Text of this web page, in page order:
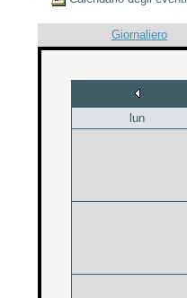
Giornaliero
lun